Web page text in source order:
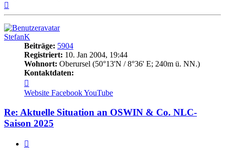
StefanK
Beiträge: 5904
Registriert: 10. Jan 2004, 19:44
Wohnort: Oberursel (50°13'N / 8°36' E; 240m ü. NN.)
Kontaktdaten:
von
StefanK
Website FacebookYouTube
Re: Aktuelle Situation an OSWIN & Co. NLC-
Saison 2025